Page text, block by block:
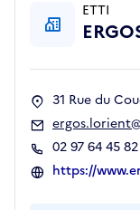
ETTI
31 Rue du
02 97 64 45 82
https://